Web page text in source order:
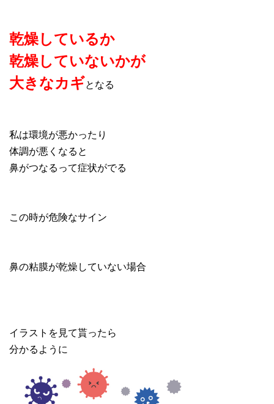
乾燥しているか
乾燥していないかが
大きなカギとなる
私は環境が悪かったり
体調が悪くなると
鼻がつなるって症状がでる
この時が危険なサイン
鼻の粘膜が乾燥していない場合
イラストを見て貰ったら
分かるように